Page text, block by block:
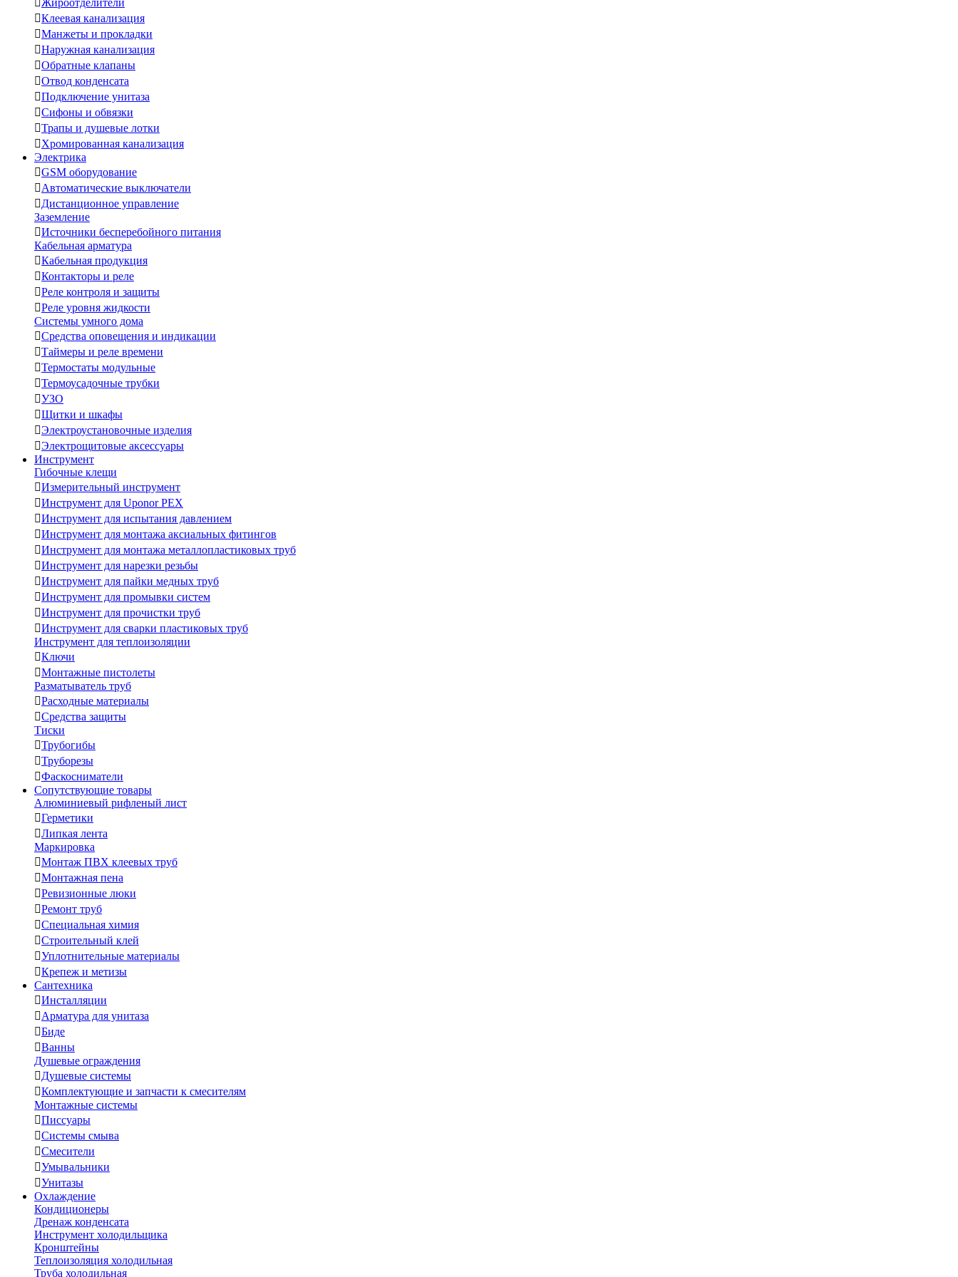
Жироотделители
Клеевая канализация
Манжеты и прокладки
Наружная канализация
Обратные клапаны
Отвод конденсата
Подключение унитаза
Сифоны и обвязки
Трапы и душевые лотки
Хромированная канализация
Электрика
GSM оборудование
Автоматические выключатели
Дистанционное управление
Заземление
Источники бесперебойного питания
Кабельная арматура
Кабельная продукция
Контакторы и реле
Реле контроля и защиты
Реле уровня жидкости
Системы умного дома
Средства оповещения и индикации
Таймеры и реле времени
Термостаты модульные
Термоусадочные трубки
УЗО
Щитки и шкафы
Электроустановочные изделия
Электрощитовые аксессуары
Инструмент
Гибочные клещи
Измерительный инструмент
Инструмент для Uponor PEX
Инструмент для испытания давлением
Инструмент для монтажа аксиальных фитингов
Инструмент для монтажа металлопластиковых труб
Инструмент для нарезки резьбы
Инструмент для пайки медных труб
Инструмент для промывки систем
Инструмент для прочистки труб
Инструмент для сварки пластиковых труб
Инструмент для теплоизоляции
Ключи
Монтажные пистолеты
Разматыватель труб
Расходные материалы
Средства защиты
Тиски
Трубогибы
Труборезы
Фаскосниматели
Сопутствующие товары
Алюминиевый рифленый лист
Герметики
Липкая лента
Маркировка
Монтаж ПВХ клеевых труб
Монтажная пена
Ревизионные люки
Ремонт труб
Специальная химия
Строительный клей
Уплотнительные материалы
Крепеж и метизы
Сантехника
Инсталляции
Арматура для унитаза
Биде
Ванны
Душевые ограждения
Душевые системы
Комплектующие и запчасти к смесителям
Монтажные системы
Писсуары
Системы смыва
Смесители
Умывальники
Унитазы
Охлаждение
Кондиционеры
Дренаж конденсата
Инструмент холодильщика
Кронштейны
Теплоизоляция холодильная
Труба холодильная